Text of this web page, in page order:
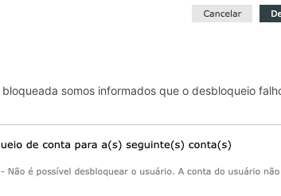
somos informados que o desbloqueio